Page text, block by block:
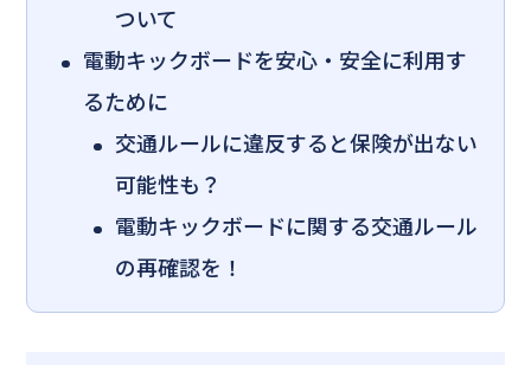
ついて
電動キックボードを安心・安全に利用す
るために
交通ルールに違反すると保険が出ない
可能性も？
電動キックボードに関する交通ルール
の再確認を！